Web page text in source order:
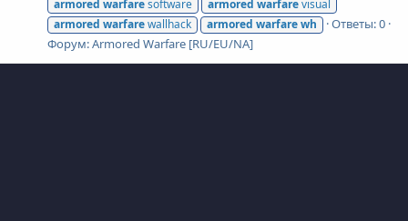
armored warfaresoftware armored warfarevisual
armored warfarewallhack armored warfarewh
Ответы: 0
Форум:Armored Warfare [RU/EU/NA]